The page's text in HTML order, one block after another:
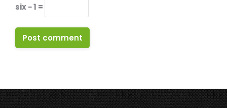
six − 1 =
Post comment